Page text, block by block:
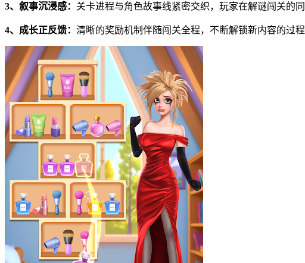
3、叙事沉浸感： 关卡进程与角色故事线紧密交织，玩家在解谜闯关的
4、成长正反馈： 清晰的奖励机制伴随闯关全程，不断解锁新内容的过